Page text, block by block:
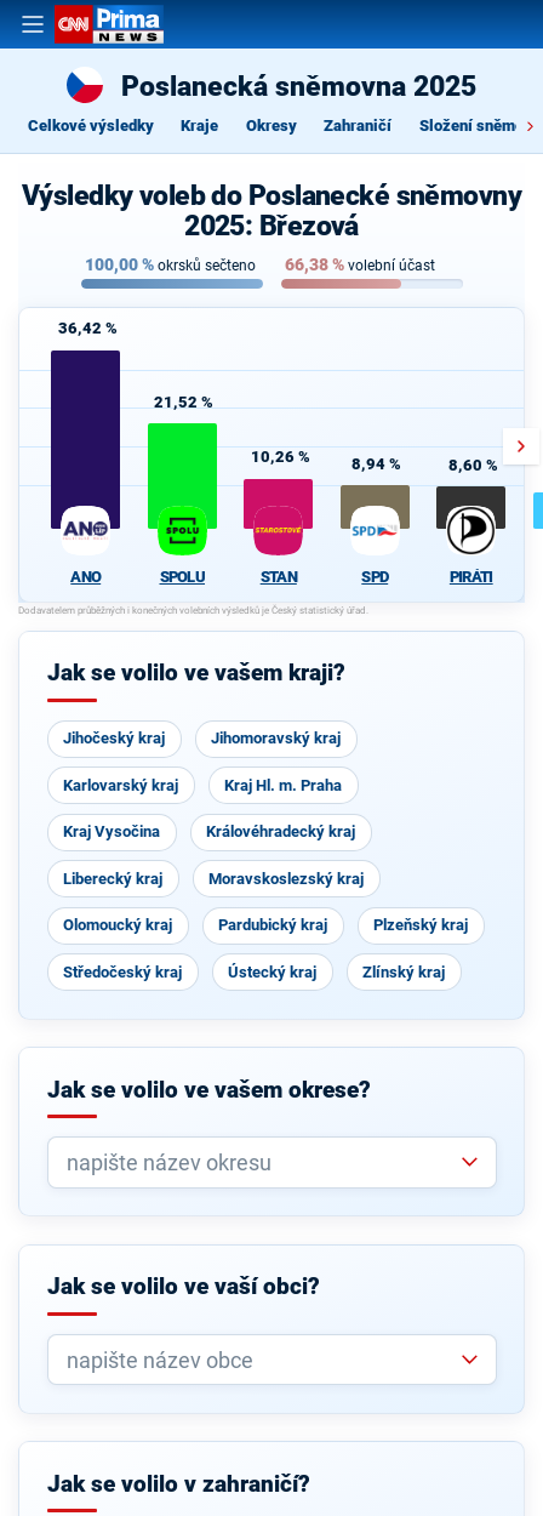
Poslanecká sněmovna 2025
Celkové výsledky Kraje Okresy Zahraničí Složení
Výsledky voleb do Poslanecké sněmovny
2025: Březová
100,00% okrsků sečteno 66,38% volební účast
36,42 %
ANO
21,52 %
SPOLU
10,26 %
STAN
8,94 %
SPD
8,60 %
PIRÁTI
Jak se volilo ve vašem kraji?
Jihočeský kraj Jihomoravský kraj
Karlovarský kraj Kraj Hl. m. Praha
Kraj Vysočina Královéhradecký kraj
Liberecký kraj Moravskoslezský kraj
Olomoucký kraj Pardubický kraj Plzeňský kraj
Středočeský kraj Ústecký kraj Zlínský kraj
Jak se volilo ve vašem okrese?
Jak se volilo ve vaší obci?
Jak se volilo v zahraničí?